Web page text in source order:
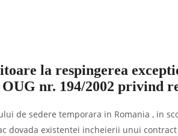
la respingerea
nr. 194/2002 privind
de sedere temporara in Romania , in
dovada existentei incheierii unui